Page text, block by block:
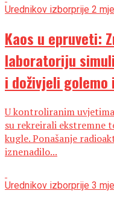
Urednikov izborprije 2
Kaos u epruveti:
laboratoriju
i doživjeli golemo
U kontroliranim
su rekreirali ekstremne
kugle. Ponašanje
iznenadilo...
Urednikov izborprije 3